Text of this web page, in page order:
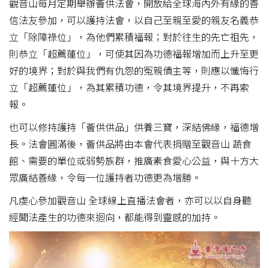
觀音山每月定期舉辦薈供法會，開放給全球海內外有緣的善
信法友參加，可以護持法會，以自己至親至愛的親友名義恭
立「除障祿位」，為他們累積福報；對於往生的先亡祖先，
則恭立「超薦蓮位」，可使其因為功德福報增加而上升至更
好的境界；對於與我們有仇怨的冤親債主等，則應以懺悔行
立「超薦蓮位」，為其累積功德，令其境界提升，不再索
報。
也可以修持護持「薈供供品」供養三寶，深結佛緣，福德增
長。法會圓滿後，薈供品將由本會代表捐贈至觀音山 蔬食
館、需要的單位或弱勢族群，推廣素食愛心公益，與十方大
眾廣結善緣，令每一位護持者功德更為增勝。
凡虔心參加觀音山 全球線上直播法會者，亦可以以自身聽
經聞法產生的功德來迴向，都能得到靈感的加持。